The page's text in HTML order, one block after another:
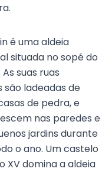
é uma aldeia
situada no sopé do
suas ruas
são ladeadas de
de pedra, e
nas paredes e
jardins durante
o ano. Um castelo
XV domina a aldeia